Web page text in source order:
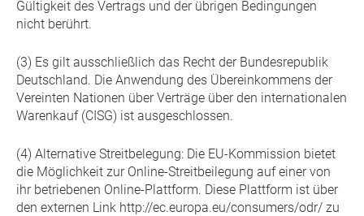
Gültigkeit des Vertrags und der übrigen Bedingungen
nicht berührt.
(3) Es gilt ausschließlich das Recht der Bundesrepublik
Deutschland. Die Anwendung des Übereinkommens der
Vereinten Nationen über Verträge über den internationalen
Warenkauf (CISG) ist ausgeschlossen.
(4) Alternative Streitbelegung: Die EU-Kommission bietet
die Möglichkeit zur Online-Streitbeilegung auf einer von
ihr betriebenen Online-Plattform. Diese Plattform ist über
den externen Link http://ec.europa.eu/consumers/odr/ zu